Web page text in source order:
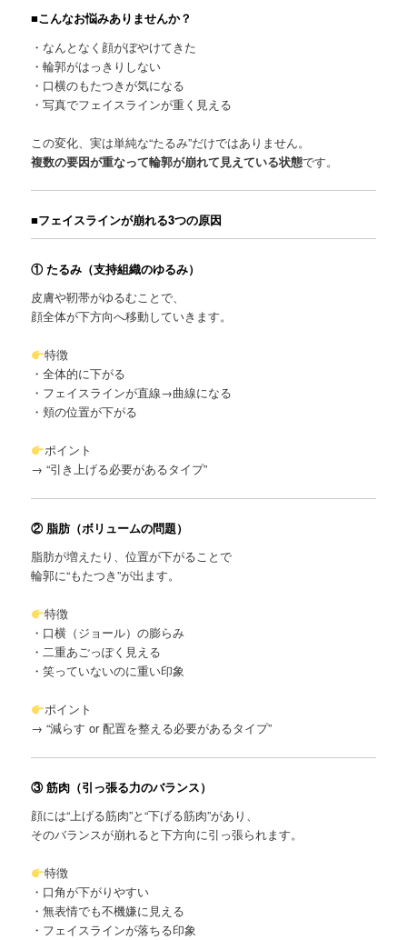
■こんなお悩みありませんか？
・なんとなく顔がぼやけてきた
・輪郭がはっきりしない
・口横のもたつきが気になる
・写真でフェイスラインが重く見える
この変化、実は単純な“たるみ”だけではありません。
複数の要因が重なって輪郭が崩れて見えている状態です。
■フェイスラインが崩れる3つの原因
① たるみ（支持組織のゆるみ）
皮膚や靭帯がゆるむことで、
顔全体が下方向へ移動していきます。
特徴
・全体的に下がる
・フェイスラインが直線→曲線になる
・頬の位置が下がる
ポイント
→ “引き上げる必要があるタイプ”
② 脂肪（ボリュームの問題）
脂肪が増えたり、位置が下がることで
輪郭に“もたつき”が出ます。
特徴
・口横（ジョール）の膨らみ
・二重あごっぽく見える
・笑っていないのに重い印象
ポイント
→ “減らす or 配置を整える必要があるタイプ”
③ 筋肉（引っ張る力のバランス）
顔には“上げる筋肉”と“下げる筋肉”があり、
そのバランスが崩れると下方向に引っ張られます。
特徴
・口角が下がりやすい
・無表情でも不機嫌に見える
・フェイスラインが落ちる印象